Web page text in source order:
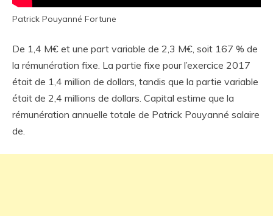
Patrick Pouyanné Fortune
De 1,4 M€ et une part variable de 2,3 M€, soit 167 % de
la rémunération fixe. La partie fixe pour l’exercice 2017
était de 1,4 million de dollars, tandis que la partie variable
était de 2,4 millions de dollars. Capital estime que la
rémunération annuelle totale de Patrick Pouyanné salaire
de.